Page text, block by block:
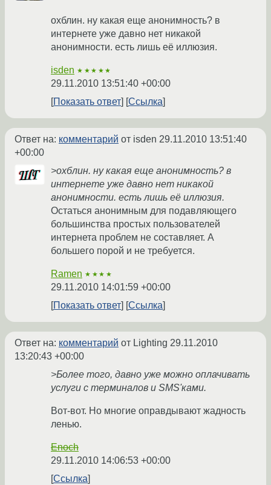
охблин. ну какая еще анонимность? в
интернете уже давно нет никакой
анонимности. есть лишь её иллюзия.
isden ★★★★★
29.11.2010 13:51:40 +00:00
Показать ответ
Ссылка
Ответ на: комментарий от isden 29.11.2010 13:51:40
+00:00
>охблин. ну какая еще анонимность? в
интернете уже давно нет никакой
анонимности. есть лишь её иллюзия.
Остаться анонимным для подавляющего
большинства простых пользователей
интернета проблем не составляет. А
большего порой и не требуется.
Ramen ★★★★
29.11.2010 14:01:59 +00:00
Показать ответ
Ссылка
Ответ на: комментарий от Lighting 29.11.2010
13:20:43 +00:00
>Более того, давно уже можно оплачивать
услуги с терминалов и SMS'ками.
Вот-вот. Но многие оправдывают жадность
ленью.
Enoch
29.11.2010 14:06:53 +00:00
Ссылка